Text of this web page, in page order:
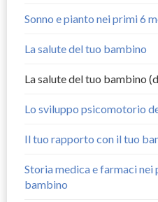
Sonno e pianto nei primi 6
La salute del tuo bambino
La salute del tuo bambino
Lo sviluppo psicomotorio
Il tuo rapporto con il tuo
Storia medica e farmaci nei
bambino